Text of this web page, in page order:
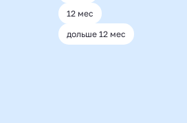
12 мес
дольше 12 мес